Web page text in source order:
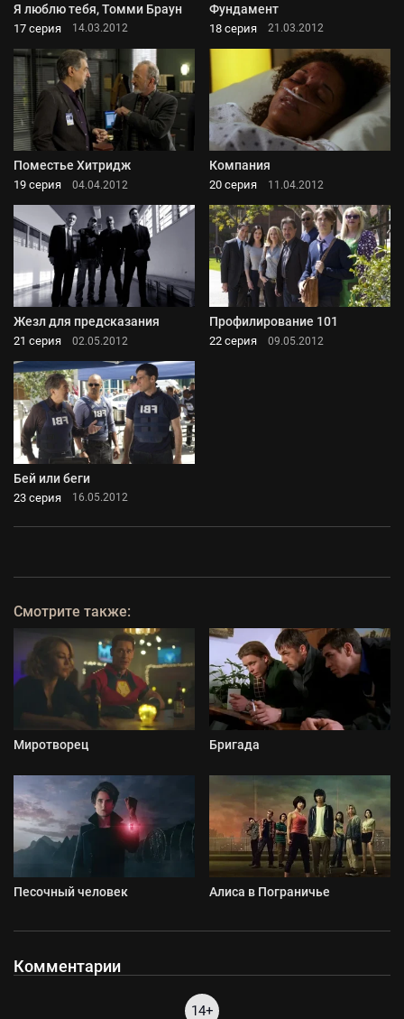
Я люблю тебя, Томми Браун
17 серия 14.03.2012
Фундамент
18 серия 21.03.2012
Поместье Хитридж
19 серия 04.04.2012
Компания
20 серия 11.04.2012
Жезл для предсказания
21 серия 02.05.2012
Профилирование 101
22 серия 09.05.2012
Бей или беги
23 серия 16.05.2012
Смотрите также:
Миротворец Бригада
Песочный человек Алиса в Пограничье
Комментарии
14+